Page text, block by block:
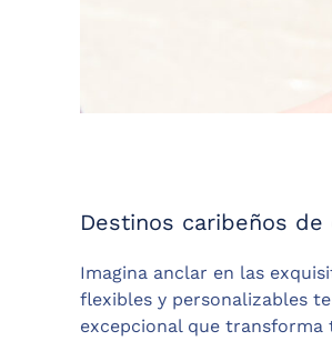
Destinos caribeños de
Imagina anclar en las
flexibles y personalizables
excepcional que transforma